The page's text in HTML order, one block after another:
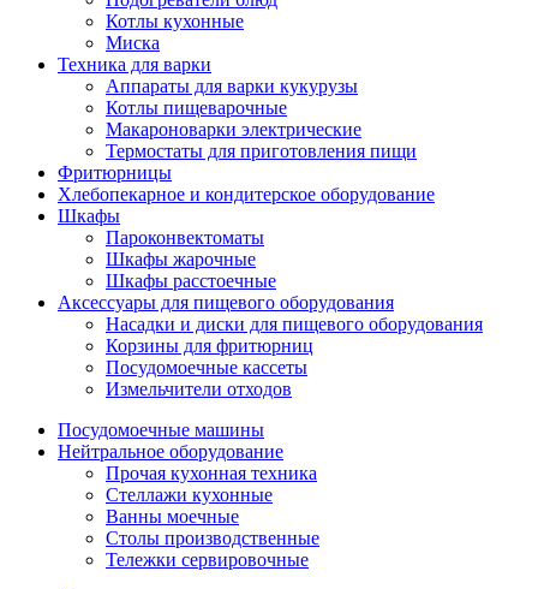
Котлы кухонные
Миска
Техника для варки
Аппараты для варки кукурузы
Котлы пищеварочные
Макароноварки электрические
Термостаты для приготовления пищи
Фритюрницы
Хлебопекарное и кондитерское оборудование
Шкафы
Пароконвектоматы
Шкафы жарочные
Шкафы расстоечные
Аксессуары для пищевого оборудования
Насадки и диски для пищевого оборудования
Корзины для фритюрниц
Посудомоечные кассеты
Измельчители отходов
Посудомоечные машины
Нейтральное оборудование
Прочая кухонная техника
Стеллажи кухонные
Ванны моечные
Столы производственные
Тележки сервировочные